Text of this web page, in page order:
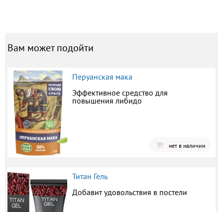
Вам может подойти
Перуанская мака
Эффективное средство для
повышения либидо
нет в наличии
Титан Гель
Добавит удовольствия в постели